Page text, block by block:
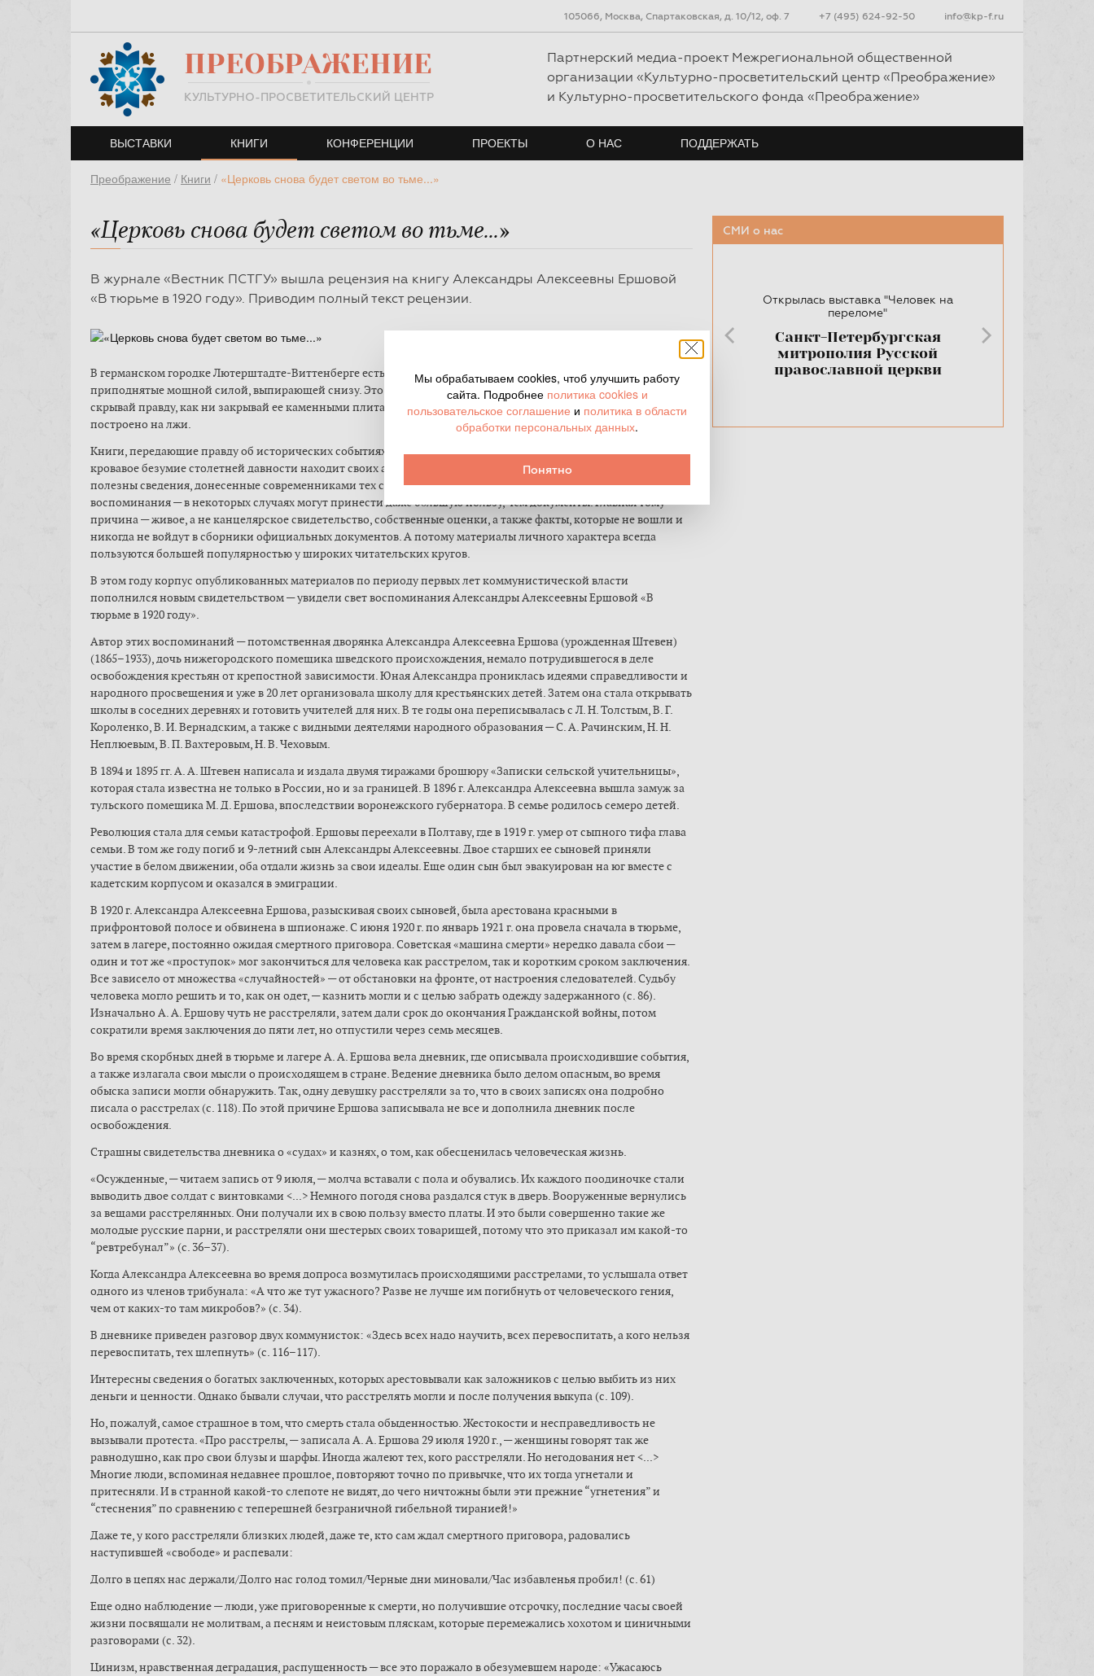
105066, Москва, Спартаковская, д. 10/12, оф. 7 +7 (495) 624-92-50 info@kp-f.ru
ПРЕОБРАЖЕНИЕ
КУЛЬТУРНО-ПРОСВЕТИТЕЛЬСКИЙ ЦЕНТР
Партнерский медиа-проект Межрегиональной общественной
организации «Культурно-просветительский центр «Преображение»
и Культурно-просветительского фонда «Преображение»
ВЫСТАВКИ КНИГИ КОНФЕРЕНЦИИ ПРОЕКТЫ О НАС ПОДДЕРЖАТЬ
ВЫСТАВКИ КНИГИ КОНФЕРЕНЦИИ ПРОЕКТЫ О НАС ПОДДЕРЖАТЬ
Преображение / Книги / «Церковь снова будет светом во тьме...»
«Церковь снова будет светом во тьме...»
В журнале «Вестник ПСТГУ» вышла рецензия на книгу Александры Алексеевны Ершовой
«В тюрьме в 1920 году». Приводим полный текст рецензии.
В германском городке Лютерштадте-Виттенберге есть интересный памятник — четыре сомкнутые плиты,
приподнятые мощной силой, выпирающей снизу. Это памятник правде. Смысл композиции такой — как ни
скрывай правду, как ни закрывай ее каменными плитами, она все равно выйдет наружу и разрушит все, что
построено на лжи.
Книги, передающие правду об исторических событиях, всегда были востребованы, нужны они и сейчас, когда
кровавое безумие столетней давности находит своих апологетов. Помимо исследований на эту тему весьма
полезны сведения, донесенные современниками тех событий. Такие свидетельства — мемуары, письма,
воспоминания — в некоторых случаях могут принести даже бо́льшую пользу, чем документы. Главная тому
причина — живое, а не канцелярское свидетельство, собственные оценки, а также факты, которые не вошли и
никогда не войдут в сборники официальных документов. А потому материалы личного характера всегда
пользуются большей популярностью у широких читательских кругов.
В этом году корпус опубликованных материалов по периоду первых лет коммунистической власти
пополнился новым свидетельством — увидели свет воспоминания Александры Алексеевны Ершовой «В
тюрьме в 1920 году».
Автор этих воспоминаний — потомственная дворянка Александра Алексеевна Ершова (урожденная Штевен)
(1865–1933), дочь нижегородского помещика шведского происхождения, немало потрудившегося в деле
освобождения крестьян от крепостной зависимости. Юная Александра прониклась идеями справедливости и
народного просвещения и уже в 20 лет организовала школу для крестьянских детей. Затем она стала открывать
школы в соседних деревнях и готовить учителей для них. В те годы она переписывалась с Л. Н. Толстым, В. Г.
Короленко, В. И. Вернадским, а также с видными деятелями народного образования — С. А. Рачинским, Н. Н.
Неплюевым, В. П. Вахтеровым, Н. В. Чеховым.
В 1894 и 1895 гг. А. А. Штевен написала и издала двумя тиражами брошюру «Записки сельской учительницы»,
которая стала известна не только в России, но и за границей. В 1896 г. Александра Алексеевна вышла замуж за
тульского помещика М. Д. Ершова, впоследствии воронежского губернатора. В семье родилось семеро детей.
Революция стала для семьи катастрофой. Ершовы переехали в Полтаву, где в 1919 г. умер от сыпного тифа глава
семьи. В том же году погиб и 9-летний сын Александры Алексеевны. Двое старших ее сыновей приняли
участие в белом движении, оба отдали жизнь за свои идеалы. Еще один сын был эвакуирован на юг вместе с
кадетским корпусом и оказался в эмиграции.
В 1920 г. Александра Алексеевна Ершова, разыскивая своих сыновей, была арестована красными в
прифронтовой полосе и обвинена в шпионаже. С июня 1920 г. по январь 1921 г. она провела сначала в тюрьме,
затем в лагере, постоянно ожидая смертного приговора. Советская «машина смерти» нередко давала сбои —
один и тот же «проступок» мог закончиться для человека как расстрелом, так и коротким сроком заключения.
Все зависело от множества «случайностей» — от обстановки на фронте, от настроения следователей. Судьбу
человека могло решить и то, как он одет, — казнить могли и с целью забрать одежду задержанного (с. 86).
Изначально А. А. Ершову чуть не расстреляли, затем дали срок до окончания Гражданской войны, потом
сократили время заключения до пяти лет, но отпустили через семь месяцев.
Во время скорбных дней в тюрьме и лагере А. А. Ершова вела дневник, где описывала происходившие события,
а также излагала свои мысли о происходящем в стране. Ведение дневника было делом опасным, во время
обыска записи могли обнаружить. Так, одну девушку расстреляли за то, что в своих записях она подробно
писала о расстрелах (с. 118). По этой причине Ершова записывала не все и дополнила дневник после
освобождения.
Страшны свидетельства дневника о «судах» и казнях, о том, как обесценилась человеческая жизнь.
«Осужденные, — читаем запись от 9 июля, — молча вставали с пола и обувались. Их каждого поодиночке стали
выводить двое солдат с винтовками <...> Немного погодя снова раздался стук в дверь. Вооруженные вернулись
за вещами расстрелянных. Они получали их в свою пользу вместо платы. И это были совершенно такие же
молодые русские парни, и расстреляли они шестерых своих товарищей, потому что это приказал им какой-то
“ревтребунал”» (c. 36–37).
Когда Александра Алексеевна во время допроса возмутилась происходящими расстрелами, то услышала ответ
одного из членов трибунала: «А что же тут ужасного? Разве не лучше им погибнуть от человеческого гения,
чем от каких-то там микробов?» (c. 34).
В дневнике приведен разговор двух коммунисток: «Здесь всех надо научить, всех перевоспитать, а кого нельзя
перевоспитать, тех шлепнуть» (c. 116–117).
Интересны сведения о богатых заключенных, которых арестовывали как заложников с целью выбить из них
деньги и ценности. Однако бывали случаи, что расстрелять могли и после получения выкупа (c. 109).
Но, пожалуй, самое страшное в том, что смерть стала обыденностью. Жестокости и несправедливость не
вызывали протеста. «Про расстрелы, — записала А. А. Ершова 29 июля 1920 г., — женщины говорят так же
равнодушно, как про свои блузы и шарфы. Иногда жалеют тех, кого расстреляли. Но негодования нет <...>
Многие люди, вспоминая недавнее прошлое, повторяют точно по привычке, что их тогда угнетали и
притесняли. И в странной какой-то слепоте не видят, до чего ничтожны были эти прежние “угнетения” и
“стеснения” по сравнению с теперешней безграничной гибельной тиранией!»
Даже те, у кого расстреляли близких людей, даже те, кто сам ждал смертного приговора, радовались
наступившей «свободе» и распевали:
Долго в цепях нас держали/Долго нас голод томил/Черные дни миновали/Час избавленья пробил! (c. 61)
Еще одно наблюдение — люди, уже приговоренные к смерти, но получившие отсрочку, последние часы своей
жизни посвящали не молитвам, а песням и неистовым пляскам, которые перемежались хохотом и циничными
разговорами (c. 32).
Цинизм, нравственная деградация, распущенность — все это поражало в обезумевшем народе: «Ужасаюсь
СМИ о нас
Открылась выставка "Человек на
переломе"
Санкт-Петербургская
митрополия Русской
православной церкви
Мы обрабатываем cookies, чтоб улучшить работу
сайта. Подробнее политика cookies и
пользовательское соглашение и политика в области
обработки персональных данных.
Понятно